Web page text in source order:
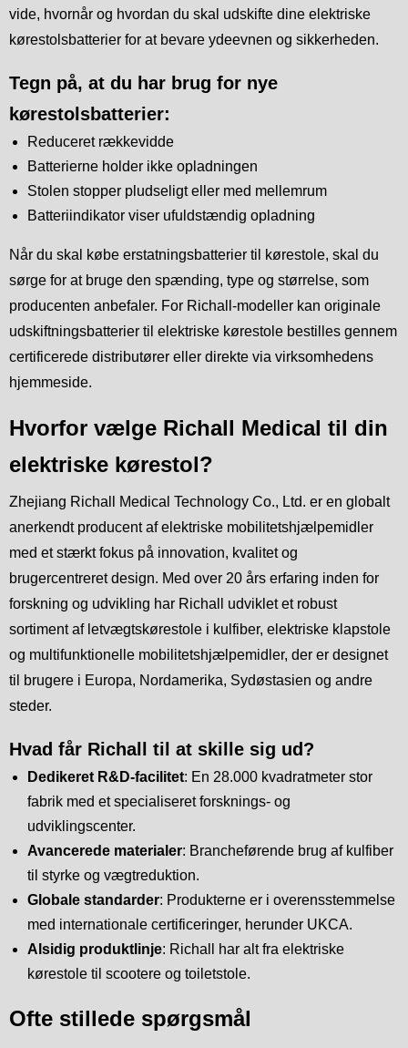
vide, hvornår og hvordan du skal udskifte dine elektriske
kørestolsbatterier for at bevare ydeevnen og sikkerheden.
Tegn på, at du har brug for nye
kørestolsbatterier:
Reduceret rækkevidde
Batterierne holder ikke opladningen
Stolen stopper pludseligt eller med mellemrum
Batteriindikator viser ufuldstændig opladning
Når du skal købe erstatningsbatterier til kørestole, skal du
sørge for at bruge den spænding, type og størrelse, som
producenten anbefaler. For Richall-modeller kan originale
udskiftningsbatterier til elektriske kørestole bestilles gennem
certificerede distributører eller direkte via virksomhedens
hjemmeside.
Hvorfor vælge Richall Medical til din
elektriske kørestol?
Zhejiang Richall Medical Technology Co., Ltd. er en globalt
anerkendt producent af elektriske mobilitetshjælpemidler
med et stærkt fokus på innovation, kvalitet og
brugercentreret design. Med over 20 års erfaring inden for
forskning og udvikling har Richall udviklet et robust
sortiment af letvægtskørestole i kulfiber, elektriske klapstole
og multifunktionelle mobilitetshjælpemidler, der er designet
til brugere i Europa, Nordamerika, Sydøstasien og andre
steder.
Hvad får Richall til at skille sig ud?
Dedikeret R&D-facilitet: En 28.000 kvadratmeter stor
fabrik med et specialiseret forsknings- og
udviklingscenter.
Avancerede materialer: Brancheførende brug af kulfiber
til styrke og vægtreduktion.
Globale standarder: Produkterne er i overensstemmelse
med internationale certificeringer, herunder UKCA.
Alsidig produktlinje: Richall har alt fra elektriske
kørestole til scootere og toiletstole.
Ofte stillede spørgsmål